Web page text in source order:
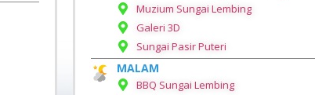
Muzium Sungai Lembing
Galeri 3D
Sungai Pasir Puteri
MALAM
BBQ Sungai Lembing